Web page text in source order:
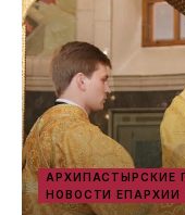
АРХИПАСТЫРСКИЕ
НОВОСТИ ЕПАРХИИ